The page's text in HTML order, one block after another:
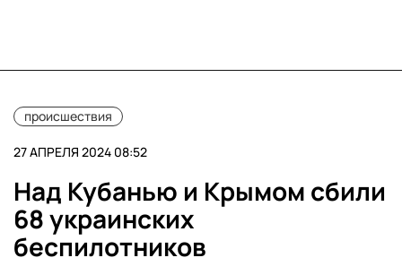
происшествия
27 АПРЕЛЯ 2024 08:52
Над Кубанью и Крымом сбили
68 украинских
беспилотников